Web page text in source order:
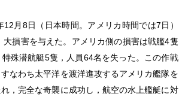
月8日（日本時間。アメリカ時間では7日）
損害を与えた。アメリカ側の損害は戦艦4隻
殊潜航艇5隻，人員64名を失った。この作戦
なわち太平洋を渡洋進攻するアメリカ艦隊を
，完全な奇襲に成功し，航空の水上艦艇に対